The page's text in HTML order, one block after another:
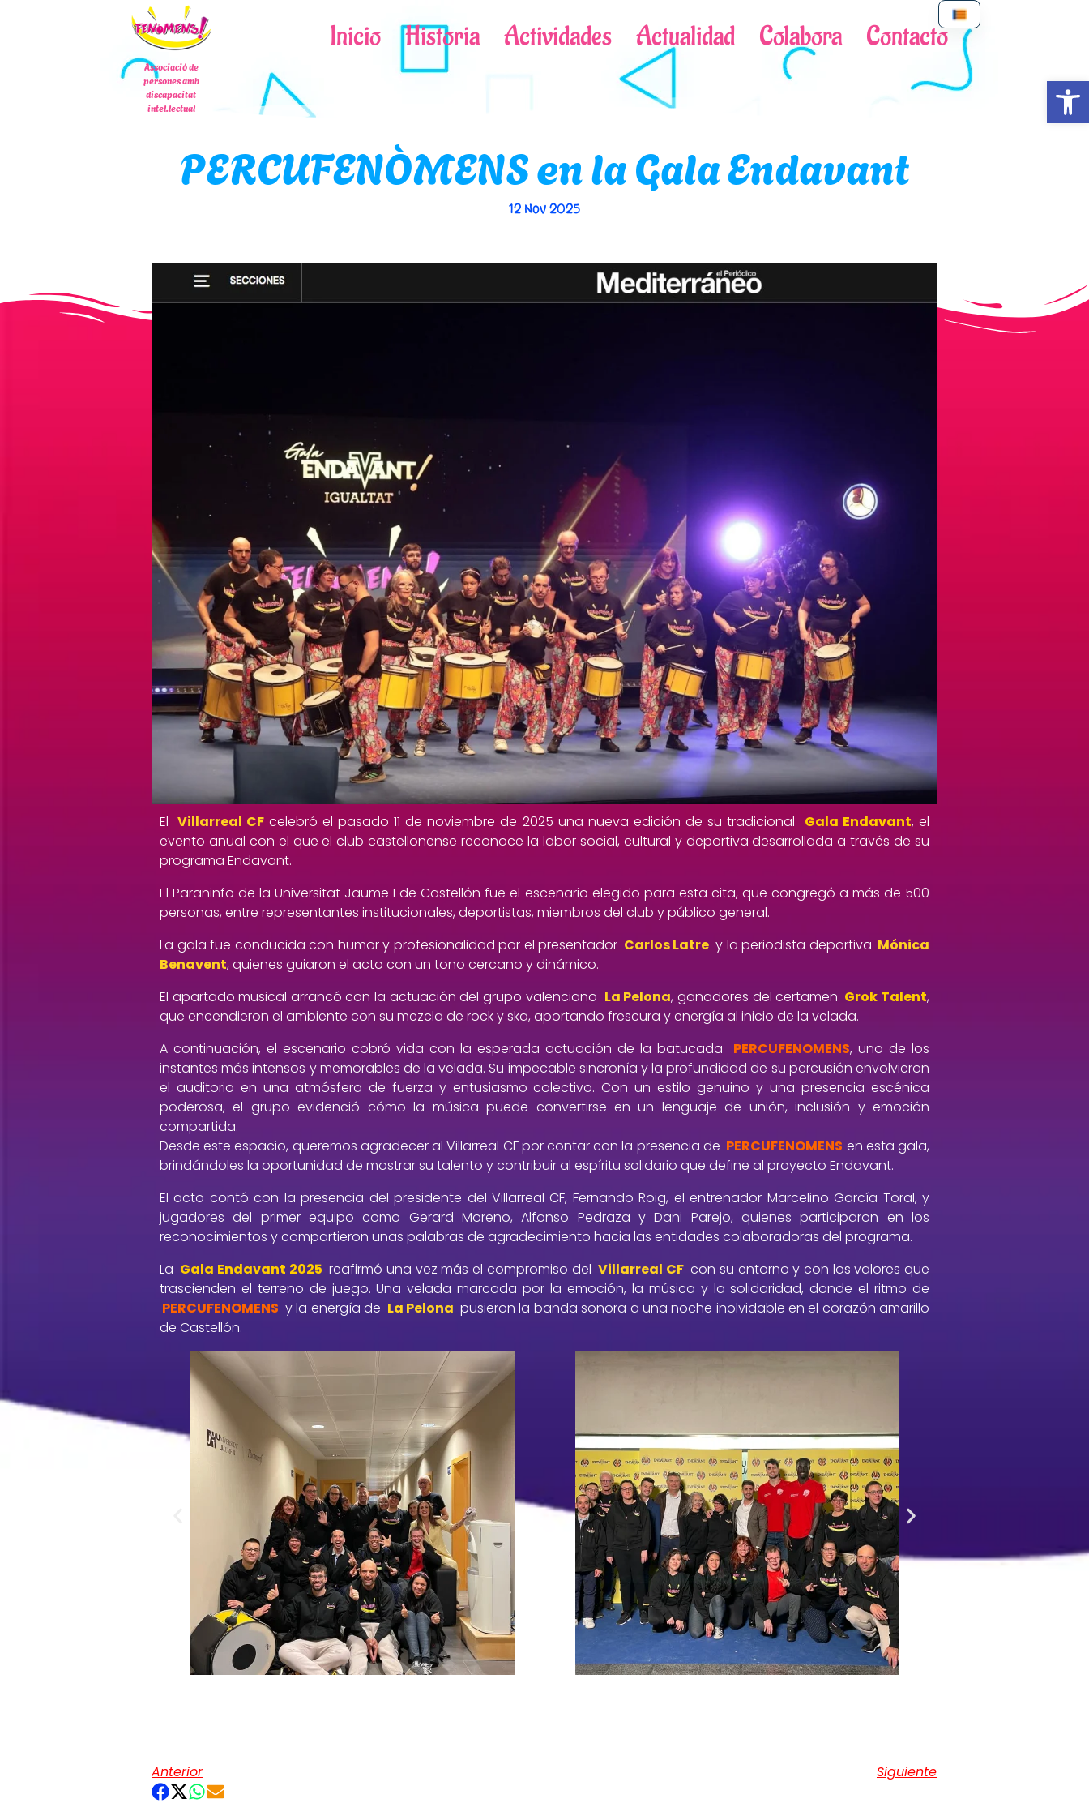
Associació de
persones amb
discapacitat
intel.lectual
Inicio Historia Actividades Actualidad Colabora Contacto
PERCUFENÒMENS en la Gala Endavant
12 Nov 2025
El Villarreal CF celebró el pasado 11 de noviembre de 2025 una nueva edición de su tradicional Gala Endavant, el
evento anual con el que el club castellonense reconoce la labor social, cultural y deportiva desarrollada a través de su
programa Endavant.
El Paraninfo de la Universitat Jaume I de Castellón fue el escenario elegido para esta cita, que congregó a más de 500
personas, entre representantes institucionales, deportistas, miembros del club y público general.
La gala fue conducida con humor y profesionalidad por el presentador Carlos Latre y la periodista deportiva Mónica
Benavent, quienes guiaron el acto con un tono cercano y dinámico.
El apartado musical arrancó con la actuación del grupo valenciano La Pelona, ganadores del certamen Grok Talent,
que encendieron el ambiente con su mezcla de rock y ska, aportando frescura y energía al inicio de la velada.
A continuación, el escenario cobró vida con la esperada actuación de la batucada
PERCUFENOMENS, uno de los
instantes más intensos y memorables de la velada. Su impecable sincronía y la profundidad de su percusión envolvieron
el auditorio en una atmósfera de fuerza y entusiasmo colectivo. Con un estilo genuino y una presencia escénica
poderosa, el grupo evidenció cómo la música puede convertirse en un lenguaje de unión, inclusión y emoción
compartida.
Desde este espacio, queremos agradecer al Villarreal CF por contar con la presencia de PERCUFENOMENS en esta gala,
brindándoles la oportunidad de mostrar su talento y contribuir al espíritu solidario que define al proyecto Endavant.
El acto contó con la presencia del presidente del Villarreal CF, Fernando Roig, el entrenador Marcelino García Toral, y
jugadores del primer equipo como Gerard Moreno, Alfonso Pedraza y Dani Parejo, quienes participaron en los
reconocimientos y compartieron unas palabras de agradecimiento hacia las entidades colaboradoras del programa.
La Gala Endavant 2025 reafirmó una vez más el compromiso del Villarreal CF con su entorno y con los valores que
trascienden el terreno de juego. Una velada marcada por la emoción, la música y la solidaridad, donde el ritmo de
PERCUFENOMENS y la energía de La Pelona pusieron la banda sonora a una noche inolvidable en el corazón amarillo
de Castellón.
Anterior Siguiente